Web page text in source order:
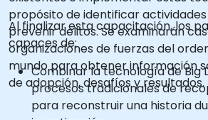
propósito de identificar
prevenir delitos. Se examinarán
organizaciones de fuerzas del
mundo para obtener información
de adopción, desafíos y resultados.
Al finalizar esta capacitación, los
capaces de:
Combinar la tecnología de Big
procesos tradicionales de
para reconstruir una historia